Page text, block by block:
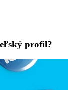
profil?